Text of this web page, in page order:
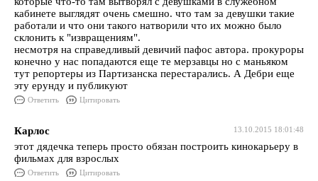
кабинете выглядят очень смешно. что там за девушки такие
работали и что они такого натворили что их можно было
склонить к "извращениям".
несмотря на справедливый девичий пафос автора. прокуроры
конечно у нас попадаются еще те мерзавцы но с маньяком
тут репортеры из Партизанска перестарались. А Дебри еще
эту ерунду и публикуют
Ответить Цитировать
13.10.2015 18:01:48
Карлос
этот дядечка теперь просто обязан построить кинокарьеру в
фильмах для взрослых
Ответить Цитировать